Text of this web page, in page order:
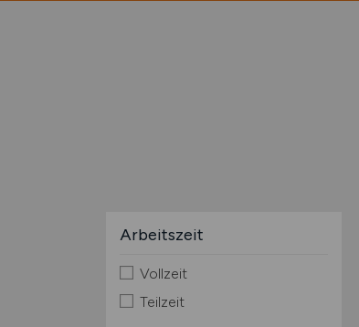
Arbeitszeit
Vollzeit
Teilzeit